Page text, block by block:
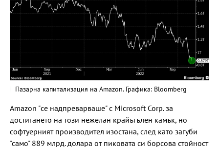
Пазарна капитализация на Amazon. Графика: Bloomberg
Amazon "се надпреварваше" с Microsoft Corp. за
достигането на този нежелан крайъгълен камък, но
софтуерният производител изостана, след като загуби
"само" 889 млрд. долара от пиковата си борсова стойност